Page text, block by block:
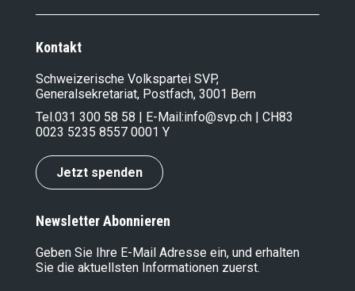
Kontakt
Schweizerische Volkspartei SVP,
Generalsekretariat, Postfach, 3001 Bern
Tel.031 300 58 58 | E-Mail:info@svp.ch | CH83
0023 5235 8557 0001 Y
Jetzt spenden
Newsletter Abonnieren
Geben Sie Ihre E-Mail Adresse ein, und erhalten
Sie die aktuellsten Informationen zuerst.